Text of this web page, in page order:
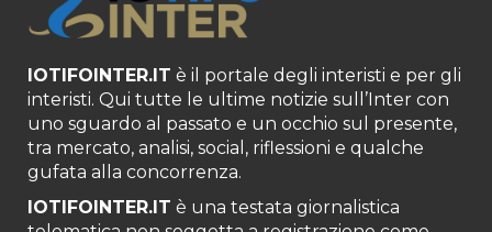
IOTIFOINTER.IT è il portale degli interisti e per gli
interisti. Qui tutte le ultime notizie sull’Inter con
uno sguardo al passato e un occhio sul presente,
tra mercato, analisi, social, riflessioni e qualche
gufata alla concorrenza.
IOTIFOINTER.IT è una testata giornalistica